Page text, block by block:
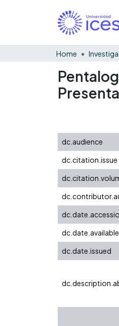
Home
dc.audience
dc.citation.issue
dc.date.available
dc.date.issued